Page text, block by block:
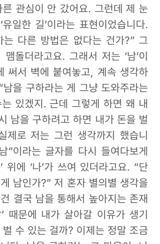
관심이 안 갔어요. 그런데 제 눈
일한 길’이라는 표현이었습니다.
다른 방법은 없다는 건가?” 그
돌더라고요. 그래서 저는 ‘남’이
써서 벽에 붙여놓고, 계속 생각하
을 구하라는 게 그냥 도와주라는
있겠지. 근데 그렇게 하면 왜 내
남을 구하려고 하면 내가 돈을 벌
제로 저는 그런 생각까지 했습니
”이라는 글자를 다시 들여다보게
위에 ‘나’가 쓰여 있더라고요. “단
남인가?” 저 혼자 별의별 생각을
결국 남을 통해서 높아지는 존재
때문에 내가 살아갈 이유가 생기
벌 수 있는 걸까? 이제는 정말 조금